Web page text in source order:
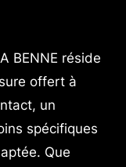
BENNE réside
offert à
un
spécifiques
Que